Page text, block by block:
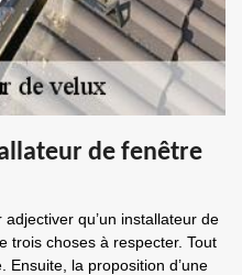
de fenêtre
qu’un installateur de
trois choses à respecter. Tout
Ensuite, la proposition d’une